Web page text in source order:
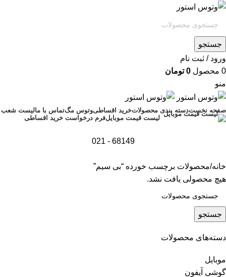
جستجو
ورود / ثبت نام
0 محصول 0 تومان
منو
صفحه نخستدسته بندی محصولاتخرید اقساطیوتوس مگتماس با مالیست شعب
لیست قیمت موبایلفرم درخواست خرید اقساطی
68149 - 021
دسته‌های محصولات
موبایل
گوشی آیفون
خانه محصولات برچسب خورده “بی سیم”
هیچ محصولی یافت نشد.
جستجو